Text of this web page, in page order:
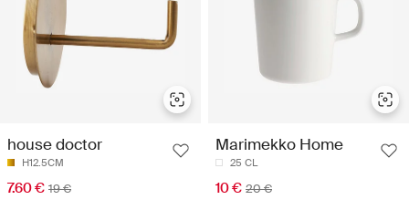
house doctor
H12.5CM
7.60 € 19 €
Marimekko Home
25 CL
10 € 20 €